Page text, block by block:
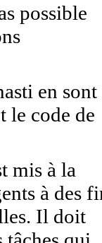
possible
en sont
le code de
mis à la
à des
Il doit